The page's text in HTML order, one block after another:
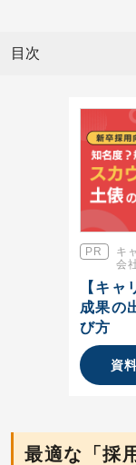
目次
キ
会
【キャ
成果の
び⽅
資
最適な「採